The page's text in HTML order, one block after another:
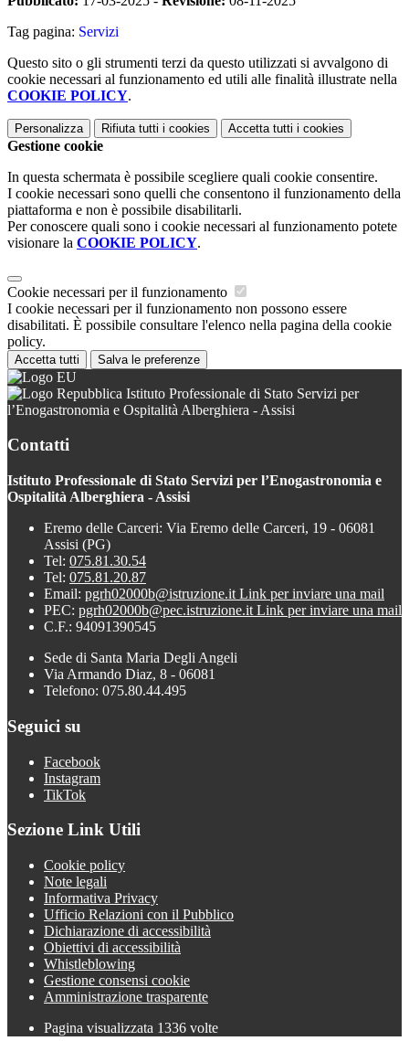
Tag pagina: Servizi
Questo sito o gli strumenti terzi da questo utilizzati si avvalgono di
cookie necessari al funzionamento ed utili alle finalità illustrate nella
COOKIE POLICY.
Personalizza Rifiuta tutti i cookies Accetta tutti i cookies
Gestione cookie
In questa schermata è possibile scegliere quali cookie consentire.
I cookie necessari sono quelli che consentono il funzionamento della
piattaforma e non è possibile disabilitarli.
Per conoscere quali sono i cookie necessari al funzionamento potete
visionare la COOKIE POLICY.
Cookie necessari per il funzionamento
I cookie necessari per il funzionamento non possono essere
disabilitati. È possibile consultare l'elenco nella pagina della cookie
policy.
Accetta tutti Salva le preferenze
Istituto Professionale di Stato Servizi per
l’Enogastronomia e Ospitalità Alberghiera - Assisi
Contatti
Istituto Professionale di Stato Servizi per l’Enogastronomia e
Ospitalità Alberghiera - Assisi
Eremo delle Carceri: Via Eremo delle Carceri, 19 - 06081
Assisi (PG)
Tel: 075.81.30.54
Tel: 075.81.20.87
Email: pgrh02000b@istruzione.it Link per inviare una mail
PEC: pgrh02000b@pec.istruzione.it Link per inviare una mail
C.F.: 94091390545
Sede di Santa Maria Degli Angeli
Via Armando Diaz, 8 - 06081
Telefono: 075.80.44.495
Seguici su
Facebook
Instagram
TikTok
Sezione Link Utili
Cookie policy
Note legali
Informativa Privacy
Ufficio Relazioni con il Pubblico
Dichiarazione di accessibilità
Obiettivi di accessibilità
Whistleblowing
Gestione consensi cookie
Amministrazione trasparente
Pagina visualizzata 1336 volte